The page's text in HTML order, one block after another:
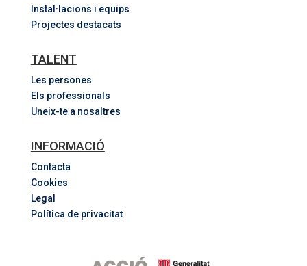
Instal·lacions i equips
Projectes destacats
TALENT
Les persones
Els professionals
Uneix-te a nosaltres
INFORMACIÓ
Contacta
Cookies
Legal
Política de privacitat